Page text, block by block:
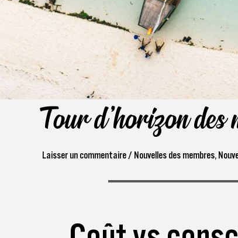
Tour d'horizon des
Laisser un commentaire / Nouvelles des membres,